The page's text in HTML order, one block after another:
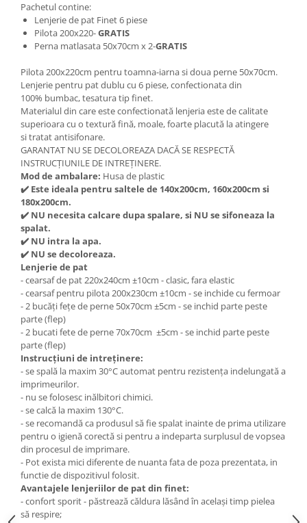
Pachetul contine:
Lenjerie de pat Finet 6 piese
Pilota 200x220-GRATIS
Perna matlasata 50x70cm x 2-GRATIS
Pilota 200x220cm pentru toamna-iarna si doua perne 50x70cm.
Lenjerie pentru pat dublu cu 6 piese, confectionata din
100% bumbac, tesatura tip finet.
Materialul din care este confectionată lenjeria este de calitate
superioara cu o textură fină, moale, foarte placută la atingere
si tratat antisifonare.
GARANTAT NU SE DECOLOREAZA DACĂ SE RESPECTĂ
INSTRUCȚIUNILE DE INTREȚINERE.
Mod de ambalare: Husa de plastic
✔ ️ Este ideala pentru saltele de 140x200cm, 160x200cm si
180x200cm.
✔ ️ NU necesita calcare dupa spalare, si NU se sifoneaza la
spalat.
✔ ️ NU intra la apa.
✔ ️ NU se decoloreaza.
Lenjerie de pat
- cearsaf de pat 220x240cm ±10cm - clasic, fara elastic
- cearsaf pentru pilota 200x230cm ±10cm - se inchide cu fermoar
- 2 bucăți fețe de perne 50x70cm ±5cm - se inchid parte peste
parte (flep)
- 2 bucati fete de perne 70x70cm ±5cm - se inchid parte peste
parte (flep)
Instrucțiuni de intreținere:
- se spală la maxim 30°C automat pentru rezistența indelungată a
imprimeurilor.
- nu se folosesc inălbitori chimici.
- se calcă la maxim 130°C.
- se recomandă ca produsul să fie spalat inainte de prima utilizare
pentru o igienă corectă si pentru a indeparta surplusul de vopsea
din procesul de imprimare.
- Pot exista mici diferente de nuanta fata de poza prezentata, in
functie de dispozitivul folosit.
Avantajele lenjeriilor de pat din finet:
- confort sporit - păstrează căldura lăsând în același timp pielea
să respire;